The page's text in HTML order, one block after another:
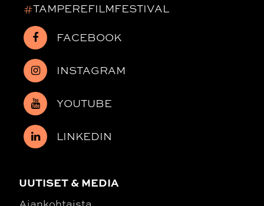
#TAMPEREFILMFESTIVAL
FACEBOOK
INSTAGRAM
YOUTUBE
LINKEDIN
UUTISET & MEDIA